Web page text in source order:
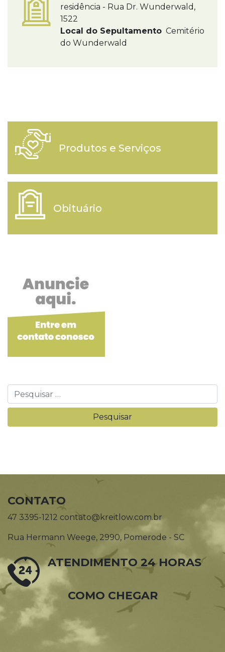
residência - Rua Dr. Wunderwald,
1522
Local do Sepultamento Cemitério
do Wunderwald
Produtos e Serviços
Obituário
CONTATO
47 3395-1212 contato@kreitlow.com.br
Rua Hermann Weege, 2990, Pomerode - SC
ATENDIMENTO 24 HORAS
COMO CHEGAR